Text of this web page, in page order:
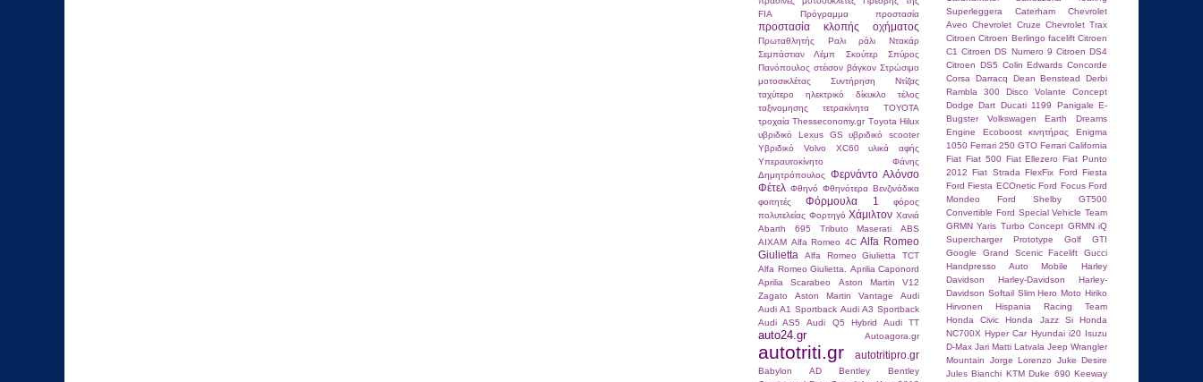
FIA
Πρόγραμμα προστασία
προστασία κλοπής οχήματος
Πρωταθλητής Ραλι
ράλι Ντακάρ
Σεμπάστιαν Λέμπ
Σκούτερ
Σπύρος
Πανόπουλος στέισον βάγκον Στρώσιμο
μοτοσικλέτας
Συντήρηση Ντίζας
ταχύτερο ηλεκτρικό δίκυκλο
τέλος
ταξινομησης
τετρακίνητα
ΤΟΥΟΤΑ
τροχαία Τhesseconomy.gr Τoyota Hilux
υβριδικό Lexus GS
υβριδικό scooter
Υβριδικό Volvo XC60
υλικά αφής
Υπεραυτοκίνητο
Φάνης
Δημητρόπουλος Φερνάντο Αλόνσο
Φέτελ Φθηνό Φθηνότερα Βενζινάδικα
φοιτητές
Φόρμουλα 1
φόρος
πολυτελείας Φορτηγό Χάμιλτον Χανιά
Abarth 695 Tributo Maserati
ABS
AIXAM Alfa Romeo 4C Alfa Romeo
Giulietta
Alfa Romeo Giulietta TCT
Alfa Romeo Giulietta.
Aprilia Caponord
Aprilia Scarabeo
Aston Martin V12
Zagato
Aston Martin Vantage
Audi
Audi A1 Sportback Audi A3 Sportback
Audi AS5
Audi Q5 Hybrid Audi TT
auto24.gr Autoagora.gr
autotriti.gr autotritipro.gr
Babylon AD Bentley
Bentley
Superleggera
Caterham
Chevrolet
Aveo Chevrolet Cruze Chevrolet Trax
Citroen Citroen Berlingo facelift Citroen
C1 Citroen DS Numero 9 Citroen DS4
Citroen DS5 Colin Edwards Concorde
Corsa
Darracq Dean Benstead
Derbi
Rambla 300
Disco Volante Concept
Dodge Dart Ducati 1199 Panigale E-
Bugster Volkswagen
Earth Dreams
Engine
Ecoboost κινητήρας
Enigma
1050 Ferrari 250 GTO Ferrari California
Fiat Fiat 500 Fiat Ellezero Fiat Punto
2012 Fiat Strada FlexFix Ford Fiesta
Ford Fiesta ECOnetic Ford Focus Ford
Mondeo
Ford Shelby GT500
Convertible Ford Special Vehicle Team
GRMN Yaris Turbo Concept GRMN iQ
Supercharger Prototype
Golf GTI
Google
Grand Scenic Facelift
Gucci
Handpresso Auto Mobile
Harley
Davidson
Harley-Davidson
Harley-
Davidson Softail Slim Hero Moto Hiriko
Hirvonen
Hispania Racing Team
Honda Civic
Honda Jazz Si
Honda
NC700X Hyper Car Hyundai i20 Isuzu
D-Max Jari Matti Latvala Jeep Wrangler
Mountain
Jorge Lorenzo
Juke Desire
Jules Bianchi KTM Duke 690 Keeway